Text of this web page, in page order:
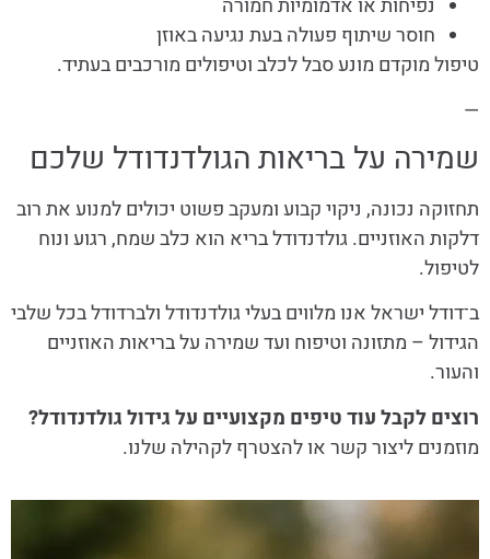
נפיחות או אדמומיות חמורה
חוסר שיתוף פעולה בעת נגיעה באוזן
טיפול מוקדם מונע סבל לכלב וטיפולים מורכבים בעתיד.
—
שמירה על בריאות הגולדנדודל שלכם
תחזוקה נכונה, ניקוי קבוע ומעקב פשוט יכולים למנוע את רוב
דלקות האוזניים. גולדנדודל בריא הוא כלב שמח, רגוע ונוח
לטיפול.
ב־דודל ישראל אנו מלווים בעלי גולדנדודל ולברדודל בכל שלבי
הגידול – מתזונה וטיפוח ועד שמירה על בריאות האוזניים
והעור.
רוצים לקבל עוד טיפים מקצועיים על גידול גולדנדודל?
מוזמנים ליצור קשר או להצטרף לקהילה שלנו.